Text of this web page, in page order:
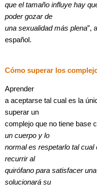
que el tamaño influye hay
poder gozar de
una sexualidad más plena”,
español.
Cómo superar los
Aprender
a aceptarse tal cual es la
superar un
complejo que no tiene base
un cuerpo y lo
normal es respetarlo tal
recurrir al
quirófano para satisfacer
solucionará su